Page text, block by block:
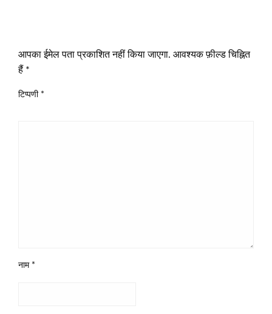
आपका ईमेल पता प्रकाशित नहीं किया जाएगा. आवश्यक फ़ील्ड चिह्नित
हैं *
टिप्पणी *
नाम *